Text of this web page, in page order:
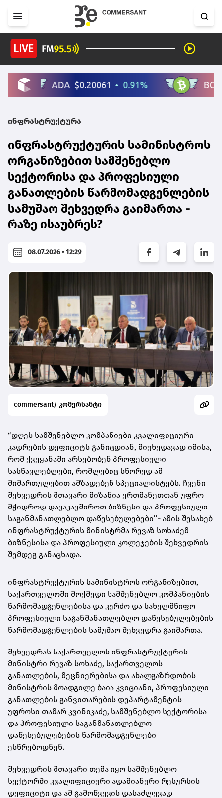
ინფრასტრუქტურა
ინფრასტრუქტურის სამინისტროს
ორგანიზებით სამშენებლო
სექტორისა და პროფესიული
განათლების წარმომადგენლების
სამუშაო შეხვედრა გაიმართა -
რაზე ისაუბრეს?
08.07.2026 • 12:29
commersant/ კომერსანტი
“დღეს სამშენებლო კომპანიები კვალიფიციური
კადრების დეფიციტს განიცდიან, მიუხედავად იმისა,
რომ ქვეყანაში არსებობენ პროფესიული
სასწავლებლები, რომლებიც სწორედ ამ
მიმართულებით ამზადებენ სპეციალისტებს. ჩვენი
შეხვედრის მთავარი მიზანია ერთმანეთთან უფრო
მჭიდროდ დავაკავშიროთ ბიზნესი და პროფესიული
საგანმანათლებლო დაწესებულებები’’- ამის შესახებ
ინფრასტრუქტურის მინისტრმა რევაზ სოხაძემ
ბიზნესისა და პროფესიული კოლეჯების შეხვედრის
შემდეგ განაცხადა.
ინფრასტრუქტურის სამინისტროს ორგანიზებით,
საქართველოში მოქმედი სამშენებლო კომპანიების
წარმომადგენლებისა და კერძო და სახელმწიფო
პროფესიული საგანმანათლებლო დაწესებულებების
წარმომადგენლების სამუშაო შეხვედრა გაიმართა.
შეხვედრას საქართველოს ინფრასტრუქტურის
მინისტრი რევაზ სოხაძე, საქართველოს
განათლების, მეცნიერებისა და ახალგაზრდობის
მინისტრის მოადგილე ბაია კვიციანი, პროფესიული
განათლების განვითარების დეპარტამენტის
უფროსი თამარ კვინიკაძე, სამშენებლო სექტორისა
და პროფესიული საგანმანათლებლო
დაწესებულებების წარმომადგენლები
ესწრებოდნენ.
შეხვედრის მთავარი თემა იყო სამშენებლო
სექტორში კვალიფიციური ადამიანური რესურსის
დეფიციტი და ამ გამოწვევის დასაძლევად